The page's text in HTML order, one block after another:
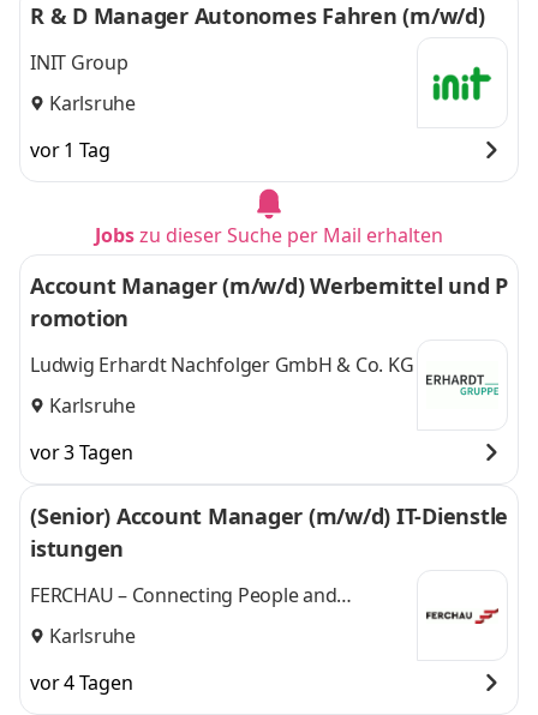
R & D Manager Autonomes Fahren (m/w/d)
INIT Group
Karlsruhe
vor 1 Tag
Jobszu dieser Suche per Mail erhalten
Account Manager (m/w/d) Werbemittel und P
romotion
Ludwig Erhardt Nachfolger GmbH & Co. KG
Karlsruhe
vor 3 Tagen
(Senior) Account Manager (m/w/d) IT-Dienstle
istungen
FERCHAU – Connecting People and
Technologies
Karlsruhe
vor 4 Tagen